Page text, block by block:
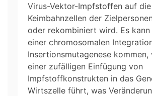
Virus-Vektor-Impfstoffen auf die
Keimbahnzellen der
oder rekombiniert wird. Es kann
einer chromosomalen
Insertionsmutagenese kommen,
einer zufälligen Einfügung von
Impfstoffkonstrukten in das
Wirtszelle führt, was